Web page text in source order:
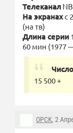
Телеканал
На экранахс
(на тв)
Длина серии
60 мин (1977
15 500 +
ОРСК, 2